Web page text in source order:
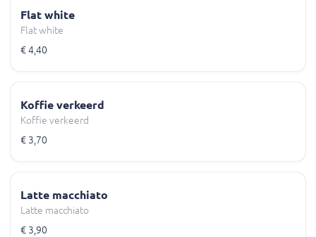
Flat white
Flat white
€ 4,40
Koffie verkeerd
Koffie verkeerd
€ 3,70
Latte macchiato
Latte macchiato
€ 3,90